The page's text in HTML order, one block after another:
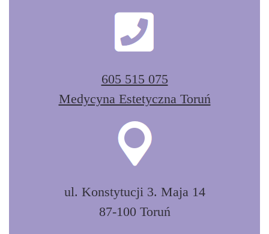
605 515 075
Medycyna Estetyczna Toruń
ul. Konstytucji 3. Maja 14
87-100 Toruń